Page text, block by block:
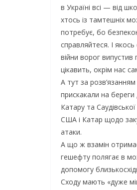
в Україні всі — від
хтось із тамтешніх
потребує, бо
справляйтеся. І
війни ворог
цікавить, окрім нас
А тут за
прискакали на береги
Катару та
США і Катар щодо
атаки.
А що ж взамін
гешефту полягає в
допомогу
Сходу мають «дуже